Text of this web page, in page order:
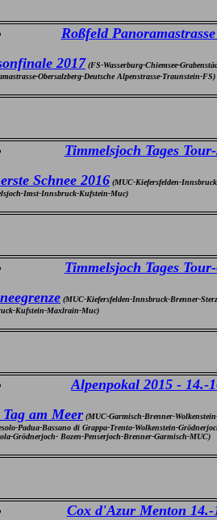
Roßfeld
2017 (FS-Wasserburg-Chiemsee-
Obersalzberg-Deutsche Alpenstrasse-Traunstein-FS)
Timmelsjoch Tages
Schnee 2016 (MUC-Kiefersfelden-
Imst-Innsbruck-Kufstein-Muc)
Timmelsjoch Tages Tour-
(MUC-Kiefersfelden-Innsbruck-Brenner-
Kufstein-Maxlrain-Muc)
Alpenpokal 2015 - 14.-
am Meer (MUC-Garmisch-Brenner-
Padua-Bassano di Grappa-Trento-Wolkenstein-
Grödnerjoch- Bozen-Penserjoch-Brenner-Garmisch-MUC)
Cox d'Azur Menton 14.-